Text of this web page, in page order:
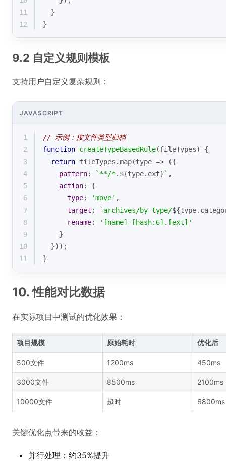
11
  }
12
}
9.2 自定义规则模板
支持用户自定义复杂规则：
JAVASCRIPT
1
// 示例：按文件类型归档
2
function createTypeBasedRule(fileTypes) {
3
return fileTypes.map(type => ({
4
pattern: `**/*. ${type.ext} ` ,
5
action: {
6
type: 'move' ,
7
target : `archives/by-type/
8
rename:
'[name]-[hash:6].[ext]'
9
    }
10
  }));
11
}
10. 性能对比数据
在实际项目中测试的优化效果：
项目规模 原始耗时 优化后
500文件 1200ms 450ms
3000文件 8500ms 2100ms
10000文件 超时 6800ms
关键优化点带来的收益：
并行处理：约35%提升